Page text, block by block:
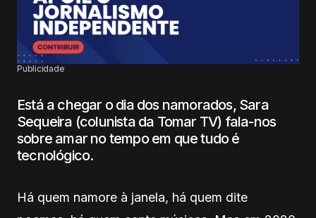
Publicidade
Está a chegar o dia dos namorados, Sara
Sequeira (colunista da Tomar TV) fala-nos
sobre amar no tempo em que tudo é
tecnológico.
Há quem namore à janela, há quem dite